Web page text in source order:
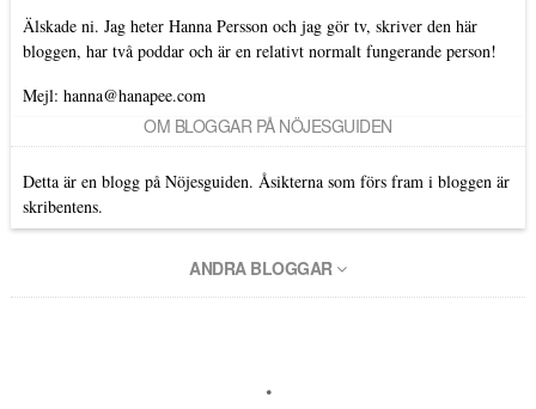
Älskade ni. Jag heter Hanna Persson och jag gör tv, skriver den här
bloggen, har två poddar och är en relativt normalt fungerande person!
Mejl: hanna@hanapee.com
OM BLOGGAR PÅ NÖJESGUIDEN
Detta är en blogg på Nöjesguiden. Åsikterna som förs fram i bloggen är
skribentens.
ANDRA BLOGGAR